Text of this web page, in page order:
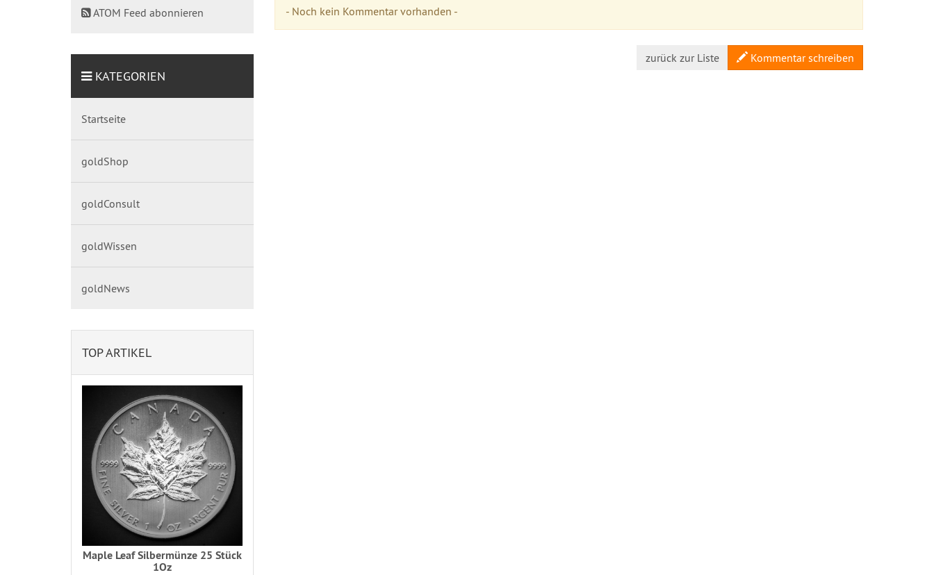
- Noch kein Kommentar vorhanden -
zurück zur Liste Kommentar schreiben
ATOM Feed abonnieren
KATEGORIEN
Startseite
goldShop
goldConsult
goldWissen
goldNews
TOP ARTIKEL
Maple Leaf Silbermünze 25 Stück
1Oz